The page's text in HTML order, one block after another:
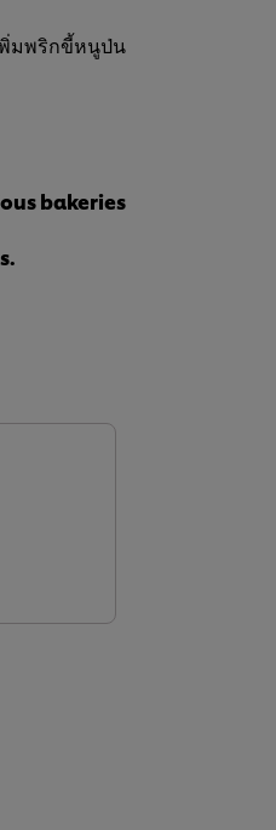
พิ่มพริกขี้หนูป่น
bakeries